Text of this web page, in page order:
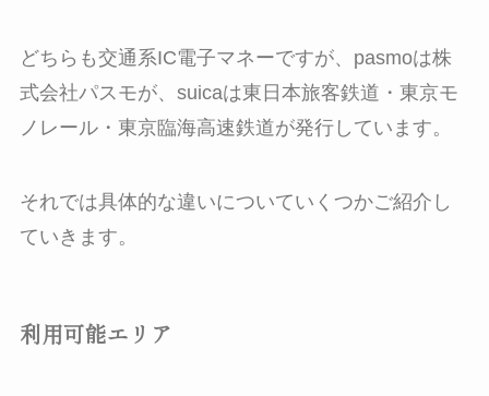
どちらも交通系IC電子マネーですが、pasmoは株
式会社パスモが、suicaは東日本旅客鉄道・東京モ
ノレール・東京臨海高速鉄道が発行しています。
それでは具体的な違いについていくつかご紹介し
ていきます。
利用可能エリア